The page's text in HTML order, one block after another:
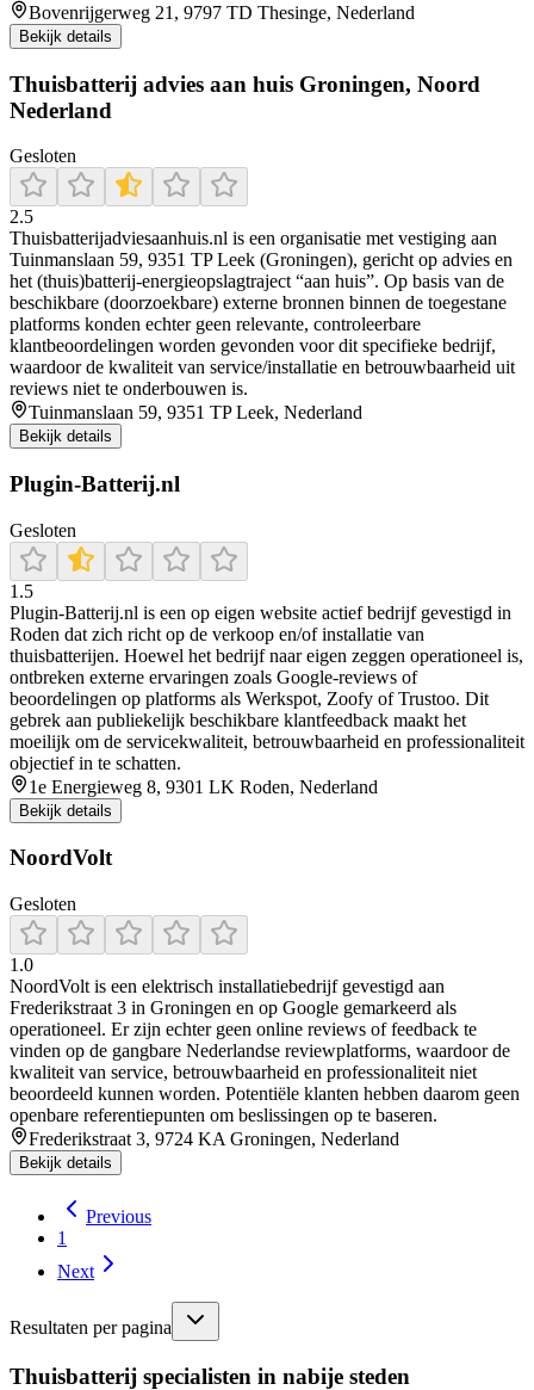
Bovenrijgerweg 21, 9797 TD Thesinge, Nederland
Bekijk details
Thuisbatterij advies aan huis Groningen, Noord
Nederland
Gesloten
2.5
Thuisbatterijadviesaanhuis.nl is een organisatie met vestiging aan
Tuinmanslaan 59, 9351 TP Leek (Groningen), gericht op advies en
het (thuis)batterij-energieopslagtraject “aan huis”. Op basis van de
beschikbare (doorzoekbare) externe bronnen binnen de toegestane
platforms konden echter geen relevante, controleerbare
klantbeoordelingen worden gevonden voor dit specifieke bedrijf,
waardoor de kwaliteit van service/installatie en betrouwbaarheid uit
reviews niet te onderbouwen is.
Tuinmanslaan 59, 9351 TP Leek, Nederland
Bekijk details
Plugin-Batterij.nl
Gesloten
1.5
Plugin‑Batterij.nl is een op eigen website actief bedrijf gevestigd in
Roden dat zich richt op de verkoop en/of installatie van
thuisbatterijen. Hoewel het bedrijf naar eigen zeggen operationeel is,
ontbreken externe ervaringen zoals Google‑reviews of
beoordelingen op platforms als Werkspot, Zoofy of Trustoo. Dit
gebrek aan publiekelijk beschikbare klantfeedback maakt het
moeilijk om de servicekwaliteit, betrouwbaarheid en professionaliteit
objectief in te schatten.
1e Energieweg 8, 9301 LK Roden, Nederland
Bekijk details
NoordVolt
Gesloten
1.0
NoordVolt is een elektrisch installatiebedrijf gevestigd aan
Frederikstraat 3 in Groningen en op Google gemarkeerd als
operationeel. Er zijn echter geen online reviews of feedback te
vinden op de gangbare Nederlandse reviewplatforms, waardoor de
kwaliteit van service, betrouwbaarheid en professionaliteit niet
beoordeeld kunnen worden. Potentiële klanten hebben daarom geen
openbare referentiepunten om beslissingen op te baseren.
Frederikstraat 3, 9724 KA Groningen, Nederland
Bekijk details
Previous
1
Next
Resultaten per pagina
Thuisbatterij specialisten in nabije steden